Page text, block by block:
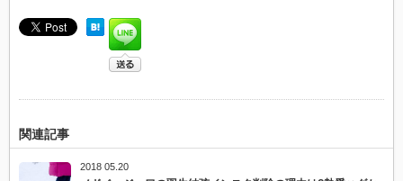
関連記事
2018 05.20